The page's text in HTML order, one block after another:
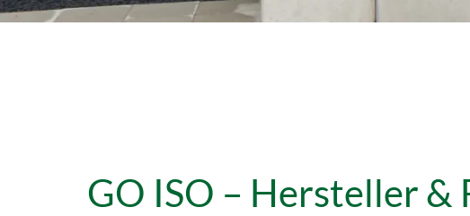
GO ISO – Hersteller &